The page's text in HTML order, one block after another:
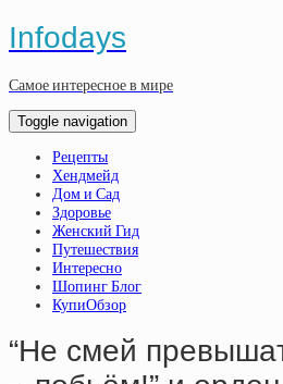
Infodays
Самое интересное в мире
Toggle navigation
Рецепты
Хендмейд
Дом и Сад
Здоровье
Женский Гид
Путешествия
Интересно
Шопинг Блог
КупиОбзор
“Нe cмeй